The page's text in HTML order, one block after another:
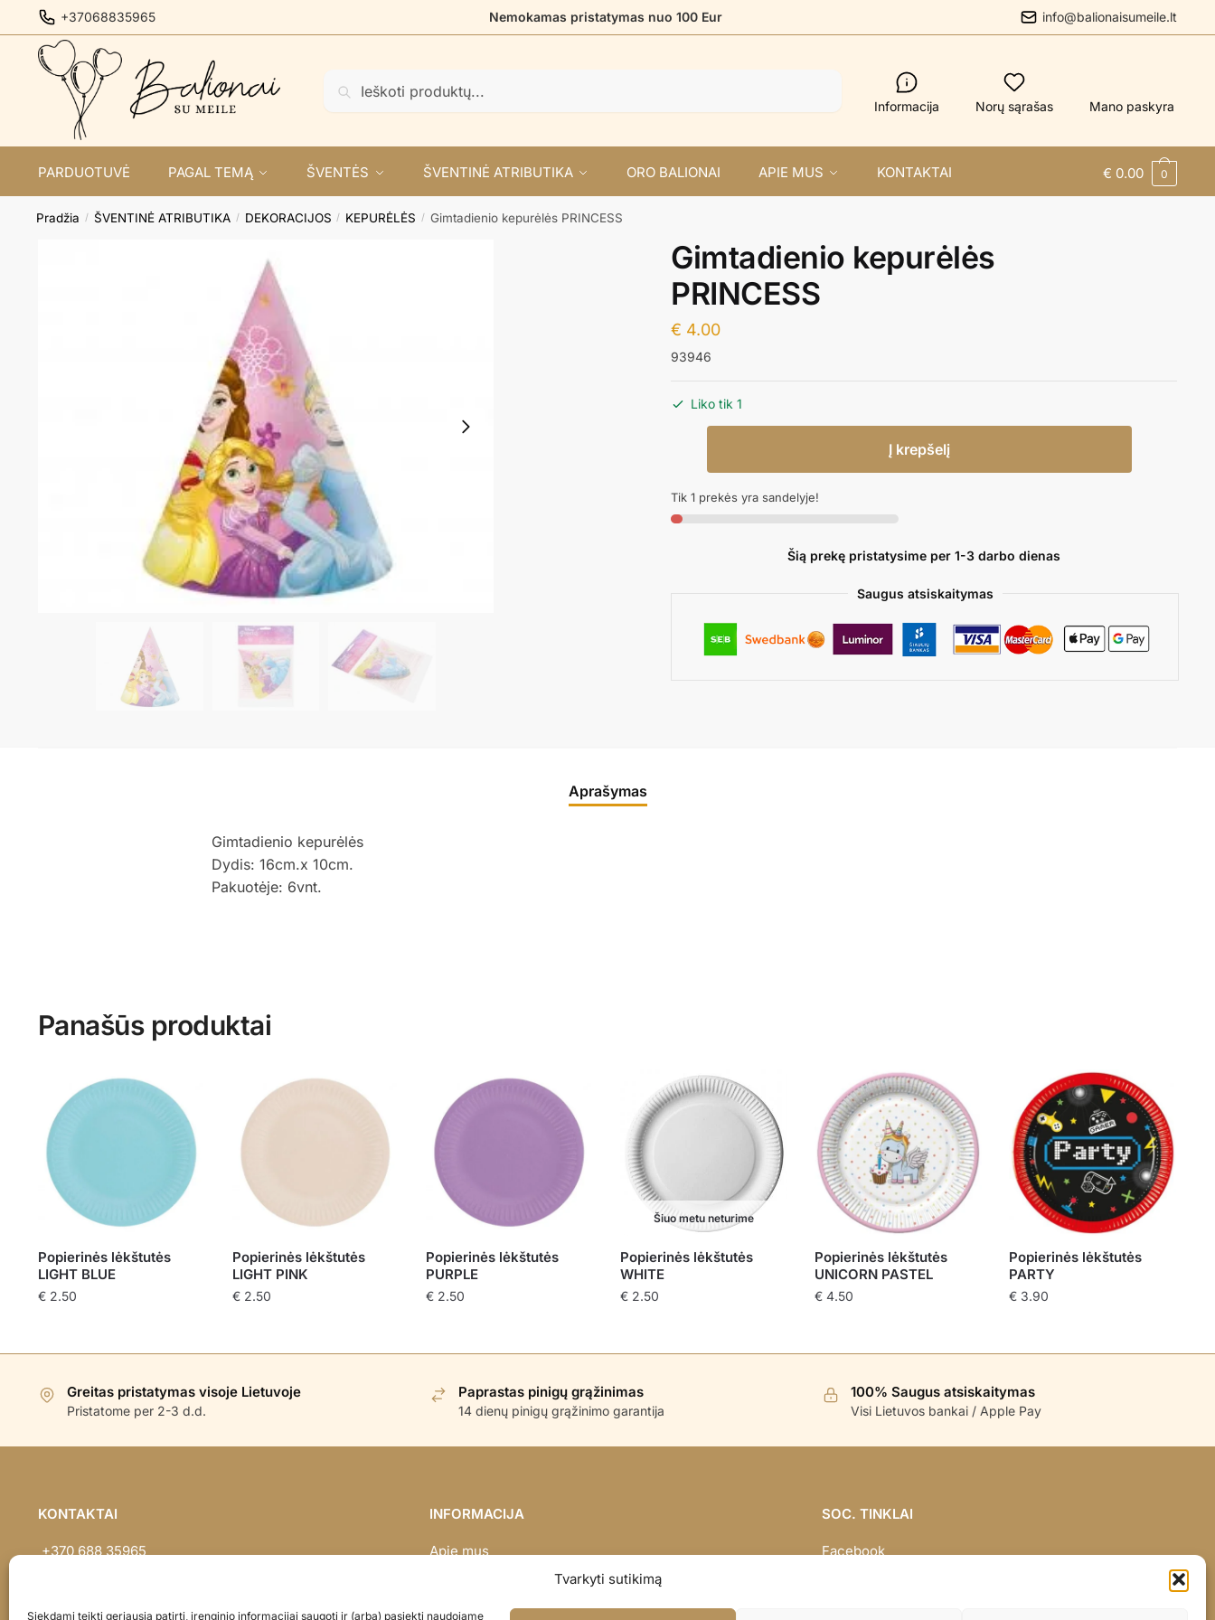
Tvarkyti sutikimą
Siekdami teikti geriausią patirtį, įrenginio informacijai saugoti ir (arba) pasiekti naudojame
to
navigation
to
content
+37068835965 Nemokamas pristatymas nuo 100 Eur info@balionaisumeile.lt
Informacija Norų sąrašas Mano paskyra
PARDUOTUVĖ PAGAL TEMĄ ŠVENTĖS ŠVENTINĖ ATRIBUTIKA ORO BALIONAI APIE MUS KONTAKTAI € 0.00 0
Pradžia / ŠVENTINĖ ATRIBUTIKA / DEKORACIJOS / KEPURĖLĖS / Gimtadienio kepurėlės PRINCESS
Gimtadienio kepurėlės
PRINCESS
€ 4.00
93946
Liko tik 1
kepurėlės
PRINCESS
Į krepšelį
Tik 1 prekės yra sandelyje!
Šią prekę pristatysime per 1-3 darbo dienas
Saugus atsiskaitymas
Aprašymas
Gimtadienio kepurėlės
Dydis: 16cm.x 10cm.
Pakuotėje: 6vnt.
Panašūs produktai
Popierinės lėkštutės
LIGHT BLUE
€2.50
Popierinės lėkštutės
LIGHT PINK
€2.50
Popierinės lėkštutės
PURPLE
€ 2.50
Šiuo metu neturime
Popierinės lėkštutės
WHITE
€ 2.50
Popierinės lėkštutės
UNICORN PASTEL
€ 4.50
Popierinės lėkštutės
PARTY
€3.90
Greitas pristatymas visoje Lietuvoje
Pristatome per 2-3 d.d.
Paprastas pinigų grąžinimas
14 dienų pinigų grąžinimo garantija
100% Saugus atsiskaitymas
Visi Lietuvos bankai / Apple Pay
KONTAKTAI
+370 688 35965
INFORMACIJA
Apie mus
SOC. TINKLAI
Facebook